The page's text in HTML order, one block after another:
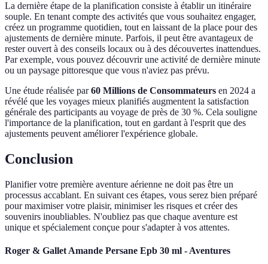
La dernière étape de la planification consiste à établir un itinéraire
souple. En tenant compte des activités que vous souhaitez engager,
créez un programme quotidien, tout en laissant de la place pour des
ajustements de dernière minute. Parfois, il peut être avantageux de
rester ouvert à des conseils locaux ou à des découvertes inattendues.
Par exemple, vous pouvez découvrir une activité de dernière minute
ou un paysage pittoresque que vous n'aviez pas prévu.
Une étude réalisée par60 Millions de Consommateurs en 2024 a
révélé que les voyages mieux planifiés augmentent la satisfaction
générale des participants au voyage de près de 30 %. Cela souligne
l'importance de la planification, tout en gardant à l'esprit que des
ajustements peuvent améliorer l'expérience globale.
Conclusion
Planifier votre première aventure aérienne ne doit pas être un
processus accablant. En suivant ces étapes, vous serez bien préparé
pour maximiser votre plaisir, minimiser les risques et créer des
souvenirs inoubliables. N'oubliez pas que chaque aventure est
unique et spécialement conçue pour s'adapter à vos attentes.
Roger & Gallet Amande Persane Epb 30 ml - Aventures